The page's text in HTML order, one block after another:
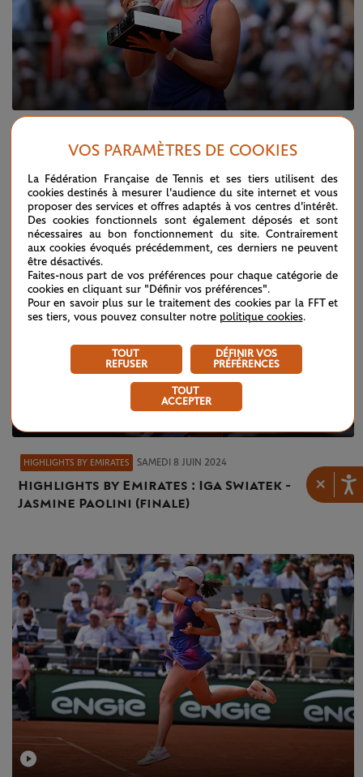
×
Iga Swiatek, un règne sans partage
HIGHLIGHTS BY EMIRATES SAMEDI 8 JUIN 2024
Highlights by Emirates : Iga Swiatek -
Jasmine Paolini (finale)
VOS PARAMÈTRES DE COOKIES
La Fédération Française de Tennis et ses tiers utilisent des
cookies destinés à mesurer l'audience du site internet et vous
proposer des services et offres adaptés à vos centres d'intérêt.
Des cookies fonctionnels sont également déposés et sont
nécessaires au bon fonctionnement du site. Contrairement
aux cookies évoqués précédemment, ces derniers ne peuvent
être désactivés.
Faites-nous part de vos préférences pour chaque catégorie de
cookies en cliquant sur "Définir vos préférences".
Pour en savoir plus sur le traitement des cookies par la FFT et
ses tiers, vous pouvez consulter notre politique cookies.
TOUT
REFUSER
DÉFINIR VOS
PRÉFÉRENCES
TOUT
ACCEPTER